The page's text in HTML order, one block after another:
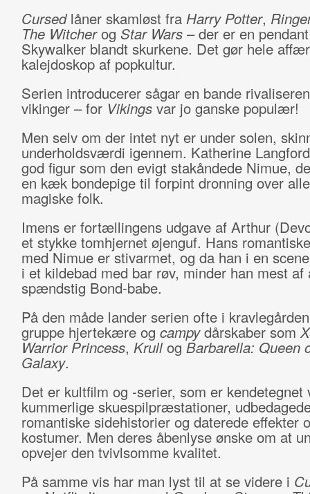
Cursedlåner skamløst fra Harry Potter,
The Witcherog Star Wars – der er en
Skywalker blandt skurkene. Det gør hele
kalejdoskop af popkultur.
Serien introducerer sågar en bande
vikinger – for Vikingsvar jo ganske populær!
Men selv om der intet nyt er under solen,
underholdsværdi igennem. Katherine
god figur som den evigt stakåndede Nimue,
en kæk bondepige til forpint dronning over
magiske folk.
Imens er fortællingens udgave af Arthur
et stykke tomhjernet øjenguf. Hans
med Nimue er stivarmet, og da han i en
i et kildebad med bar røv, minder han mest af
spændstig Bond-babe.
På den måde lander serien ofte i
gruppe hjertekære og campydårskaber som
Warrior Princess, KrullogBarbarella: Queen
Galaxy.
Det er kultfilm og -serier, som er kendetegnet
kummerlige skuespilpræstationer,
romantiske sidehistorier og daterede effekter
kostumer. Men deres åbenlyse ønske om at
opvejer den tvivlsomme kvalitet.
På samme vis har man lyst til at se videre i